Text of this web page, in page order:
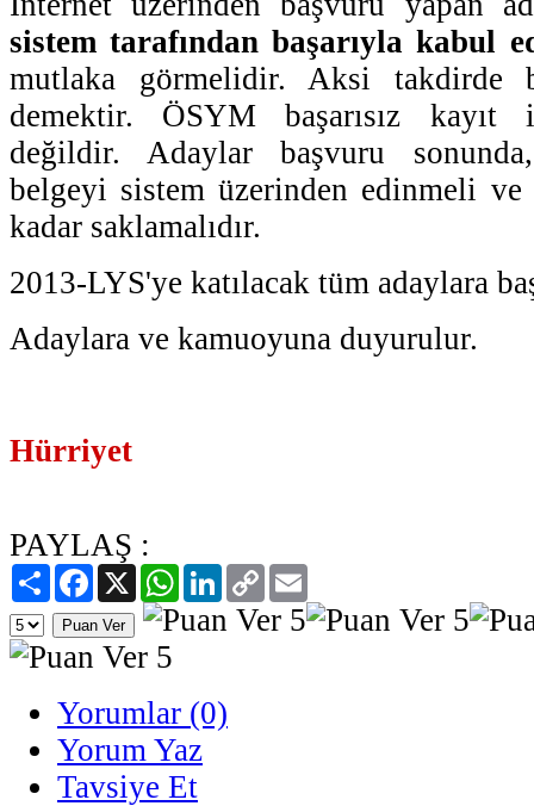
sistem tarafından başarıyla kabul
mutlaka görmelidir. Aksi takdirde
demektir. ÖSYM başarısız kayıt
değildir. Adaylar başvuru
belgeyi sistem üzerinden edinmeli
kadar saklamalıdır.
2013-LYS'ye katılacak tüm adaylara
Adaylara ve kamuoyuna duyurulur.
Hürriyet
PAYLAŞ :
PaylaşFacebook
X WhatsAppLinkedIn
Copy
Link
Yorumlar (0)
Yorum Yaz
Tavsiye Et